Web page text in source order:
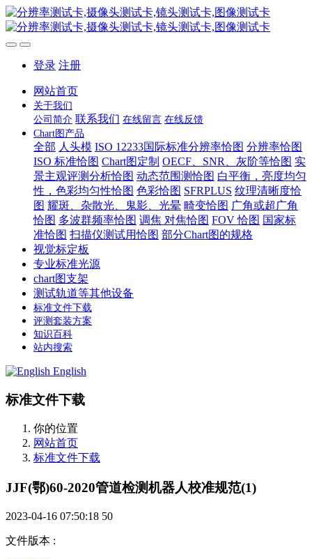
登录 注册
网站首页
关于我们
公司简介 联系我们 在线留言 在线反馈
Chart图产品
全部 人头模 ISO 12233国际标准分辨率恰图 分辨率恰图
ISO 标准恰图 Chart图定制 OECF、SNR、灰阶等恰图 实
景主观评测分析恰图 动态范围测恰图 白平衡，亮度均匀
性，色彩均匀性恰图 色彩恰图 SFRPLUS 纹理清晰度恰
图 耀斑、杂散光、鬼影、光晕 畸变恰图 广角或超广角
恰图 多波群频率恰图 调焦 对焦恰图 FOV 恰图 国家标
准恰图 扫描仪测试用恰图 部分Chart图的规格
视觉标定板
专业标准光源
chart图支架
测试轨道等其他设备
标准文件下载
评测套装方案
知识百科
站内搜索
English
标准文件下载
你的位置
网站首页
标准文件下载
JJF(鄂)60-2020管道检测机器人校准规范(1)
2023-04-16 07:50:18 50
文件版本 :